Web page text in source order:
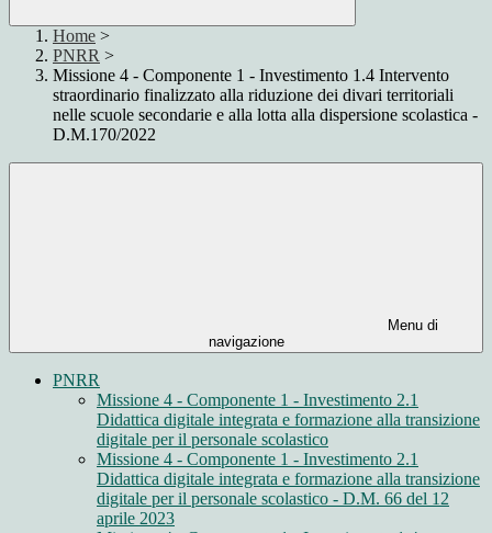
Home >
PNRR >
Missione 4 - Componente 1 - Investimento 1.4 Intervento
straordinario finalizzato alla riduzione dei divari territoriali
nelle scuole secondarie e alla lotta alla dispersione scolastica -
D.M.170/2022
Menu di
navigazione
PNRR
Missione 4 - Componente 1 - Investimento 2.1
Didattica digitale integrata e formazione alla transizione
digitale per il personale scolastico
Missione 4 - Componente 1 - Investimento 2.1
Didattica digitale integrata e formazione alla transizione
digitale per il personale scolastico - D.M. 66 del 12
aprile 2023